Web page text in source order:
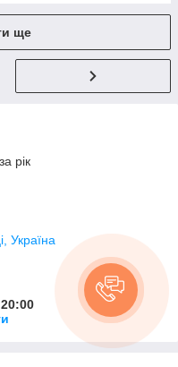
ще
рік
Україна